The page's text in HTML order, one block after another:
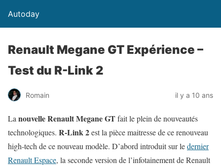
Autoday
Renault Megane GT Expérience –
Test du R-Link 2
Romain il y a 10 ans
La nouvelle Renault Megane GTfait le plein de nouveautés
technologiques. R-Link 2est la pièce maitresse de ce renouveau
high-tech de ce nouveau modèle. D’abord introduit sur ledernier
Renault Espace, la seconde version de l’infotainement de Renault